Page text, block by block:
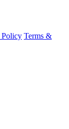
Policy Terms &